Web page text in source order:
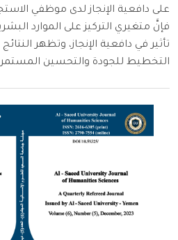
على دافعية الإنجاز لدى موظفي
فإنَّ متغيري التركيز على الموارد
تأثير في دافعية الإنجاز، وتظهر
التخطيط للجودة والتحسين المستمر